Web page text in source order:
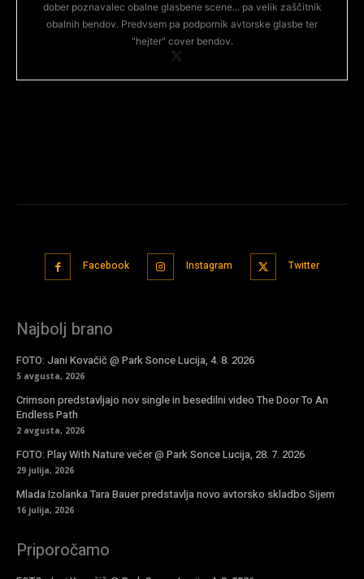
dober poznavalec obalne glasbene scene... pa velik zaščitnik
obalnih bendov. Predvsem pa podpornik avtorske glasbe ter
"hejter" cover bendov.
Facebook Instagram Twitter
Najbolj brano
FOTO: Jani Kovačič @ Park Sonce Lucija, 4. 8. 2026
5 avgusta, 2026
Crimson predstavljajo nov single in besedilni video The Door To An
Endless Path
2 avgusta, 2026
FOTO: Play With Nature večer @ Park Sonce Lucija, 28. 7. 2026
29 julija, 2026
Mlada Izolanka Tara Bauer predstavlja novo avtorsko skladbo Sijem
16 julija, 2026
Priporočamo